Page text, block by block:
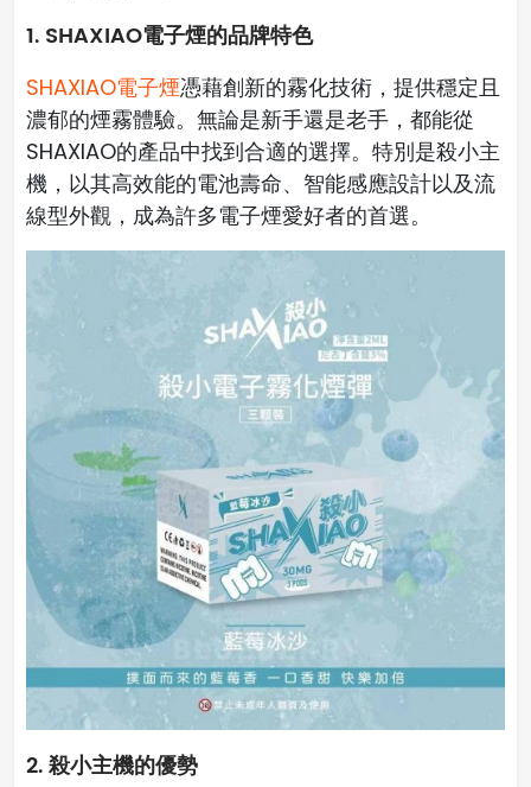
1. SHAXIAO電子煙的品牌特色
SHAXIAO電子煙憑藉創新的霧化技術，提供穩定且
濃郁的煙霧體驗。無論是新手還是老手，都能從
SHAXIAO的產品中找到合適的選擇。特別是殺小主
機，以其高效能的電池壽命、智能感應設計以及流
線型外觀，成為許多電子煙愛好者的首選。
2. 殺小主機的優勢